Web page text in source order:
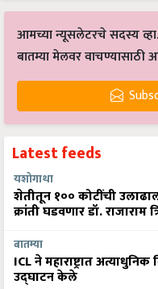
आमच्या न्यूसलेटरचे सदस्य
बातम्या मेलवर वाचण्यासाठी
Latest feeds
यशोगाथा
शेतीतून १०० कोटींची
क्रांती घडवणार डॉ. राजाराम
बातम्या
ICL ने महाराष्ट्रात
उद्घाटन केले